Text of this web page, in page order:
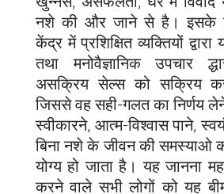
नशे की और जाने से है। इसके
केंद्र में प्रशिक्षित व्यक्तियों द्वारा
तथा मनोवैज्ञानिक उपचार
असक्रिय सेल्स को सक्रिय
जिससे वह सही-गलत का निर्णय
स्वीकारने, आत्म-विश्वास पाने,
बिना नशे के जीवन की समस्याओ
योग्य हो जाता है। यह जानना
करने वाले सभी लोगों को यह